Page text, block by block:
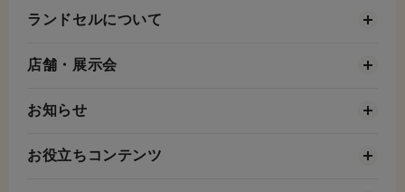
ランドセルについて
店舗・展示会
お知らせ
お役立ちコンテンツ